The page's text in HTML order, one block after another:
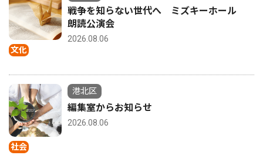
文化
戦争を知らない世代へ ミズキーホール
朗読公演会
2026.08.06
社会
港北区
編集室からお知らせ
2026.08.06